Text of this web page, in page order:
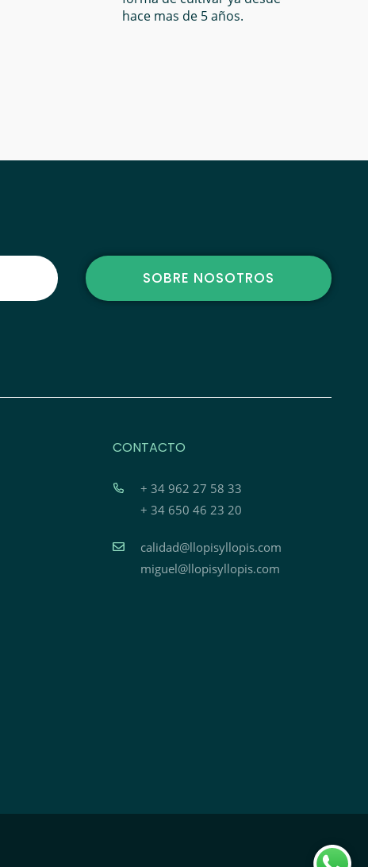
hace mas de 5 años.
SOBRE NOSOTROS
CONTACTO
+ 34 962 27 58 33
+ 34 650 46 23 20
calidad@llopisyllopis.com
miguel@llopisyllopis.com